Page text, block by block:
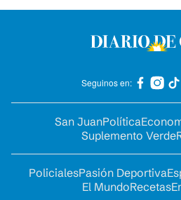
Seguinos en:
San JuanPolítica
Suplemento Verde
PolicialesPasión Deportiva
El MundoRecetas